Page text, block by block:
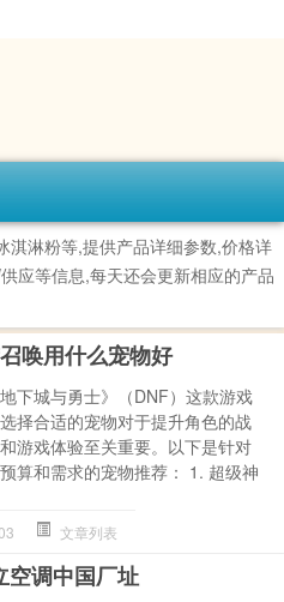
淇淋粉等,提供产品详细参数,价格详
应等信息,每天还会更新相应的产品
唤用什么宠物好
下城与勇士》（DNF）这款游戏
择合适的宠物对于提升角色的战
游戏体验至关重要。以下是针对
算和需求的宠物推荐： 1. 超级神
文章列表
空调中国厂址